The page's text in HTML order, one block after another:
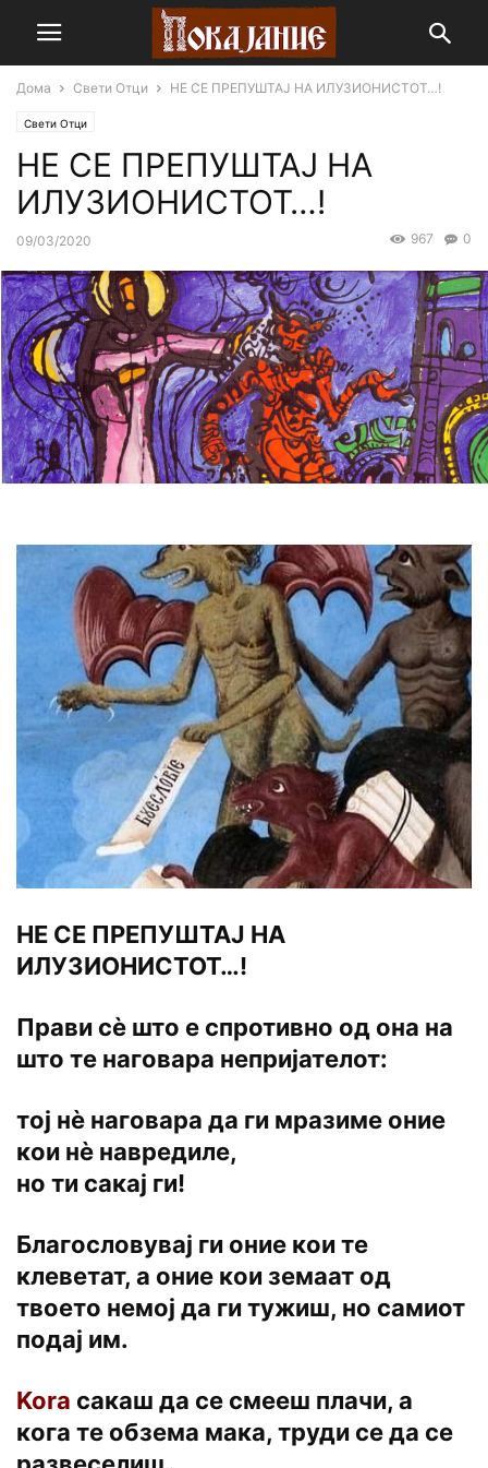
Дома Свети Отци НЕ СЕ ПРЕПУШТАЈ НА ИЛУЗИОНИСТОТ…!
Свети Отци
НЕ СЕ ПРЕПУШТАЈ НА
ИЛУЗИОНИСТОТ…!
09/03/2020 0
967
НЕ СЕ ПРЕПУШТАЈ НА
ИЛУЗИОНИСТОТ…!
Прави сѐ што е спротивно од она на
што те наговара непријателот:
тој нѐ наговара да ги мразиме оние
кои нѐ навредиле,
но ти сакај ги!
Благословувај ги оние кои те
клеветат, a оние кои земаат од
твоето немој да ги тужиш, но самиот
подај им.
Kora сакаш да се смееш плачи, a
кога те обзема мака, труди се да се